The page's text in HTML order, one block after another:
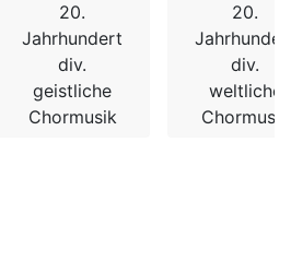
20.
Jahrhundert
div.
geistliche
Chormusik
20.
div.
weltliche
Chormusik